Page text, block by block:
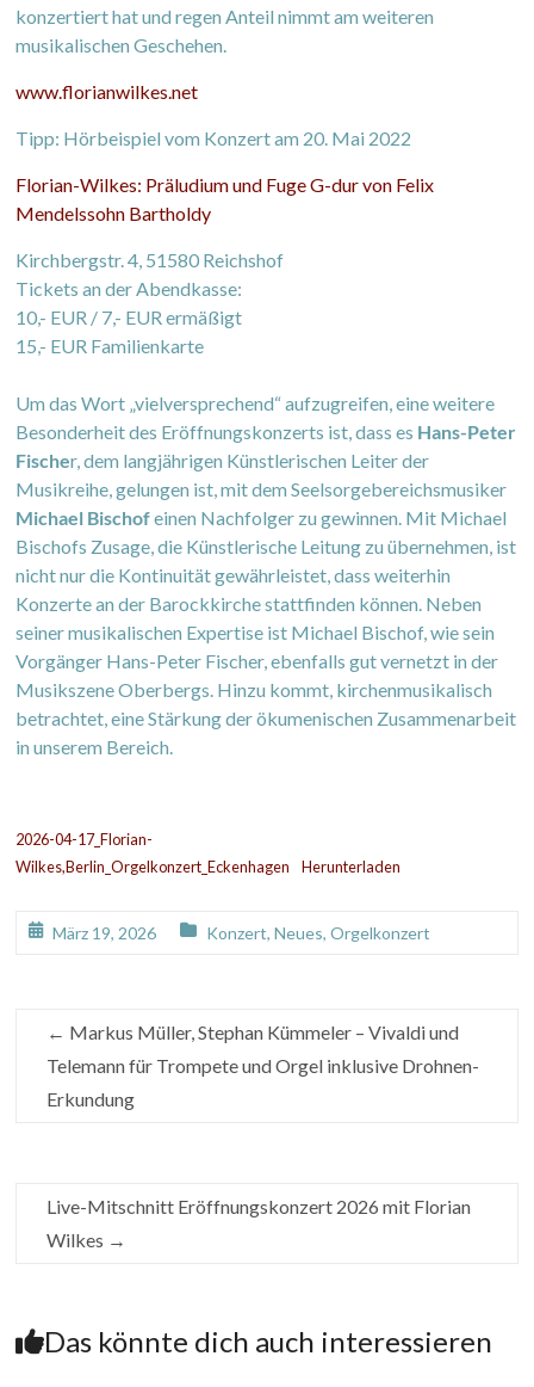
konzertiert hat und regen Anteil nimmt am weiteren
musikalischen Geschehen.
www.florianwilkes.net
Tipp: Hörbeispiel vom Konzert am 20. Mai 2022
Florian-Wilkes: Präludium und Fuge G-dur von Felix
Mendelssohn Bartholdy
Kirchbergstr. 4, 51580 Reichshof
Tickets an der Abendkasse:
10,- EUR / 7,- EUR ermäßigt
15,- EUR Familienkarte
Um das Wort „vielversprechend“ aufzugreifen, eine weitere
Besonderheit des Eröffnungskonzerts ist, dass es Hans-Peter
Fischer, dem langjährigen Künstlerischen Leiter der
Musikreihe, gelungen ist, mit dem Seelsorgebereichsmusiker
Michael Bischofeinen Nachfolger zu gewinnen. Mit Michael
Bischofs Zusage, die Künstlerische Leitung zu übernehmen, ist
nicht nur die Kontinuität gewährleistet, dass weiterhin
Konzerte an der Barockkirche stattfinden können. Neben
seiner musikalischen Expertise ist Michael Bischof, wie sein
Vorgänger Hans-Peter Fischer, ebenfalls gut vernetzt in der
Musikszene Oberbergs. Hinzu kommt, kirchenmusikalisch
betrachtet, eine Stärkung der ökumenischen Zusammenarbeit
in unserem Bereich.
2026-04-17_Florian-
Wilkes,Berlin_Orgelkonzert_Eckenhagen
Herunterladen
März 19, 2026 Konzert,Neues,Orgelkonzert
← Markus Müller, Stephan Kümmeler – Vivaldi und
Telemann für Trompete und Orgel inklusive Drohnen-
Erkundung
Live-Mitschnitt Eröffnungskonzert 2026 mit Florian
Wilkes →
Das könnte dich auch interessieren